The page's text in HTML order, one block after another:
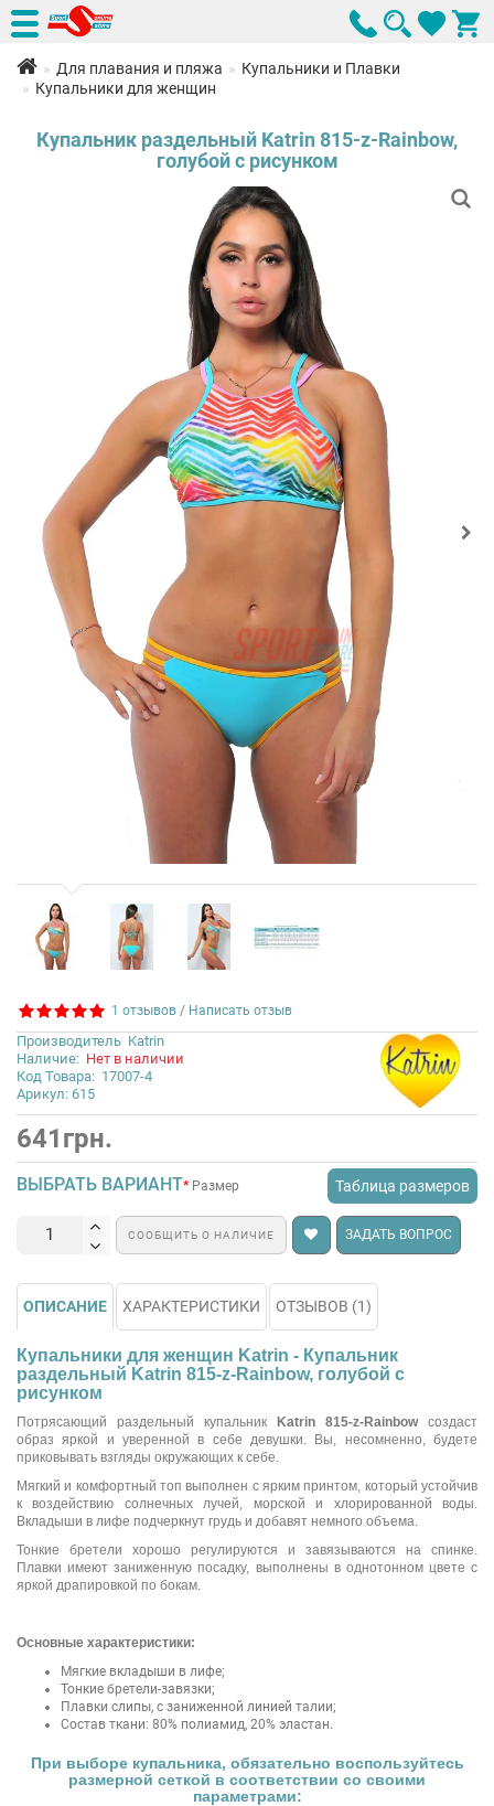
Для плавания и пляжа
Купальники и Плавки
Купальники для женщин
Купальник раздельный Katrin 815-z-Rainbow,
голубой с рисунком
1 отзывов / Написать отзыв
Производитель Katrin
Наличие: Нет в наличии
Код Товара: 17007-4
Арикул: 615
641грн.
ВЫБРАТЬ ВАРИАНТ Таблица размеров
Размер
СООБЩИТЬ О НАЛИЧИЕ ЗАДАТЬ ВОПРОС
ОПИСАНИЕ ХАРАКТЕРИСТИКИ ОТЗЫВОВ (1)
Купальники для женщин Katrin - Купальник
раздельный Katrin 815-z-Rainbow, голубой с
рисунком
Потрясающий раздельный купальник Katrin 815-z-Rainbowсоздаст
образ яркой и уверенной в себе девушки. Вы, несомненно, будете
приковывать взгляды окружающих к себе.
Мягкий и комфортный топ выполнен с ярким принтом, который устойчив
к воздействию солнечных лучей, морской и хлорированной воды.
Вкладыши в лифе подчеркнут грудь и добавят немного объема.
Тонкие бретели хорошо регулируются и завязываются на спинке.
Плавки имеют заниженную посадку, выполнены в однотонном цвете с
яркой драпировкой по бокам.
Основные характеристики:
Мягкие вкладыши в лифе;
Тонкие бретели-завязки;
Плавки слипы, с заниженной линией талии;
Состав ткани: 80% полиамид, 20% эластан.
При выборе купальника, обязательно воспользуйтесь
размерной сеткой в соответствии со своими
параметрами: